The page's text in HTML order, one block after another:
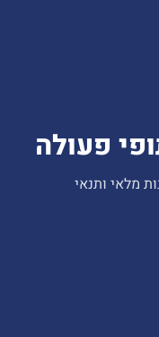
פעולה
מלאי ותנאי